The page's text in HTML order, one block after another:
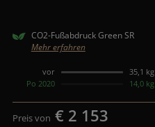
CO2-Fußabdruck Green SR
Mehr erfahren
vor
35,1 kg
Po 2020
14,0 kg
Preis von € 2 153